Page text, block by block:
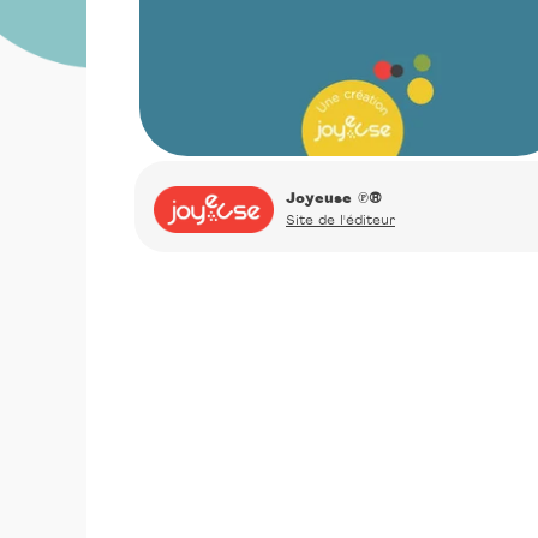
Joyeuse ℗®
Site de l'éditeur